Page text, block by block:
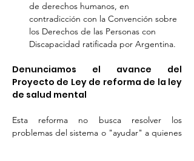
de derechos humanos, en
contradicción con la Convención sobre
los Derechos de las Personas con
Discapacidad ratificada por Argentina.
Denunciamos el avance del
Proyecto de Ley de reforma de la ley
de salud mental
Esta reforma no busca resolver los
problemas del sistema o "ayudar" a quienes